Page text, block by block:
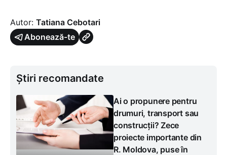
Autor: Tatiana Cebotari
Abonează-te
Știri recomandate
Ai o propunere pentru
drumuri, transport sau
construcții? Zece
proiecte importante din
R. Moldova, puse în